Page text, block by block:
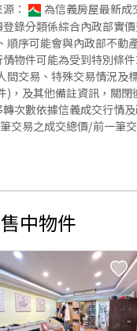
： 為信義房屋最新成
登錄分類係綜合內政部實
順序可能會與內政部不動
情物件可能為受到特別條
間交易、特殊交易情況及
)，及其他備註資訊，關閉
轉次數依據信義成交行情
交易之成交總價/前一筆
中物件